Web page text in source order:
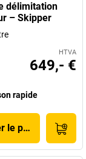
délimitation
– Skipper
HTVA
649,- €
rapide
le produit